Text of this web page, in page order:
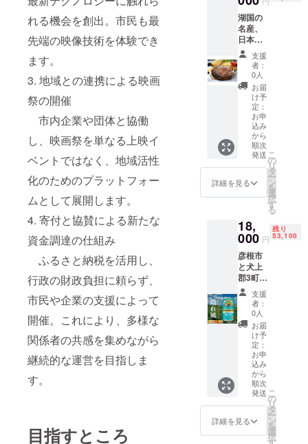
れる機会を創出。市民も最
先端の映像技術を体験でき
ます。
3. 地域との連携による映画
祭の開催
市内企業や団体と協働
し、映画祭を単なる上映イ
ベントではなく、地域活性
化のためのプラットフォー
ムとして展開します。
4. 寄付と協賛による新たな
資金調達の仕組み
ふるさと納税を活用し、
行政の財政負担に頼らず、
市民や企業の支援によって
開催。これにより、多様な
関係者の共感を集めながら
継続的な運営を目指しま
す。
目指すところ
+3日間
■原材
料・成
分 ひこ
どら:砂
糖(国内
製造)、
卵、小
麦粉、
植物性
油脂、
小豆、
蜂蜜、
水飴、
寒天/ト
レハ
ロー
ス、ふ
粉 栄養
成分表
示(1個
当たり):
熱量
188kcal
・たん
ぱく質
2.9g・
脂質
4.5g・
炭水化
22.9g・
食塩相
当量
0.1g※表
示値は
目安で
いが特
徴で
す。 湖
東地域
も同じ
地域と
はい
え、市
町に
よって
さまざ
まな個
性があ
りま
す。生
茶を堪
能しな
がら、
像して
みませ
んか? ■
お礼品
の内容
につい
て ・
【キリ
ン】生
茶
[525ml
ペット
ボトル
×24本]
製
造地:滋
賀県
費期限:
製造日
りと豊
かな旨
み、
すっき
りとし
た後味
を引き
出した
本格無
糖紅茶
す。
※20%使
市と犬
上郡3町
は、
とし
て、相
をして
いると
ころで
すが、
地元・
湖東地
域の美
味しさ
も連携
中! 今回
は、数
あるキ
リンの
も、多
賀町と
湖国の
名産、
日本三
大和牛
のひと
つ近江
牛肉
と、鹿
児島県
産の黒
豚肉を
使用
し、旨
味たっ
ぷりで
肉汁溢
ハン
バーグ
を作り
まし
た。最
高の食
材での
み出せ
る至福
の味を
お楽し
み下さ
い。 ■
お礼品
の内容
につい
て ・近
黒豚の
ハン
支援
者：
0人
お届
け予
定：
お申
込み
から
順次
発送
詳細を見る
こ
の
リ
タ
ー
ン
を
選
択
す
る
18,
000 円
残り
53,100
彦根市
と犬上
郡3町
は、
「湖東
定住自
立圏」
として
相互協
力をし
ている
ところ
です
が、地
元・湖
東地域
支援
者：
0人
お届
け予
定：
お申
込み
から
順次
発送
詳細を見る
こ
の
リ
タ
ー
ン
を
選
択